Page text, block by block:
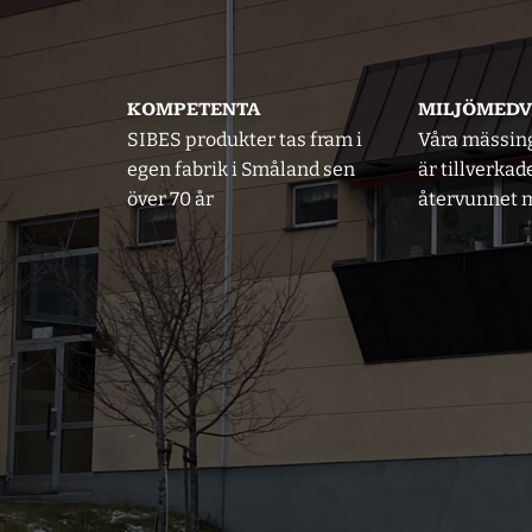
KOMPETENTA
SIBES produkter tas fram i
egen fabrik i Småland sen
över 70 år
Våra
är
återvunnet